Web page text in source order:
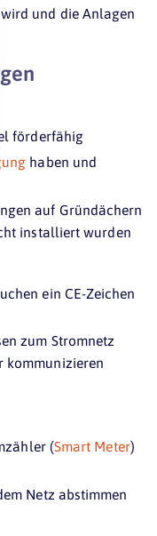
und die Anlagen
förderfähig
haben und
auf Gründächern
installiert wurden
ein CE-Zeichen
zum Stromnetz
kommunizieren
(Smart Meter)
Netz abstimmen